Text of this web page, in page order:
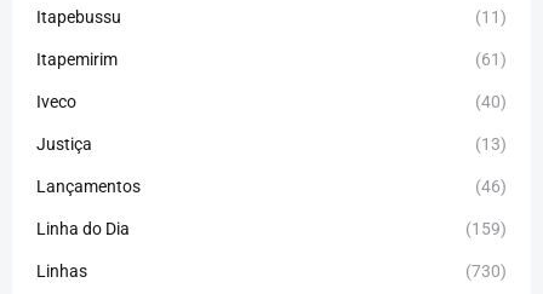
Itapebussu (11)
Itapemirim (61)
Iveco (40)
Justiça (13)
Lançamentos (46)
Linha do Dia (159)
Linhas (730)